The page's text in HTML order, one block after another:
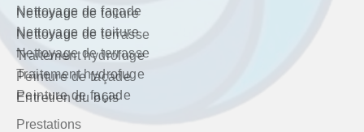
Nettoyage de façade
Nettoyage de toiture
Nettoyage de toiture
Nettoyage de terrasse
Nettoyage de terrasse
Traitement hydrofuge
Traitement hydrofuge
Peinture de façade
Peinture de façade
Entretien du bois
Prestations